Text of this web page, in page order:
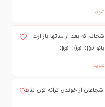
شوید
كه بعد از مدتها باز ازت
@};- @};- @};-
شوید
شجاعان از خوندن ترانه تون لذت